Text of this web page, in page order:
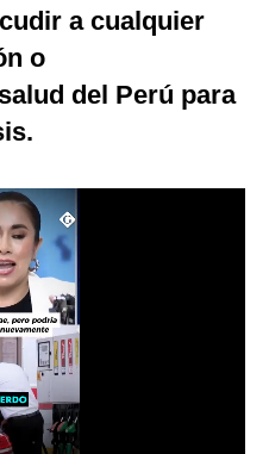
a cualquier
o
del Perú para